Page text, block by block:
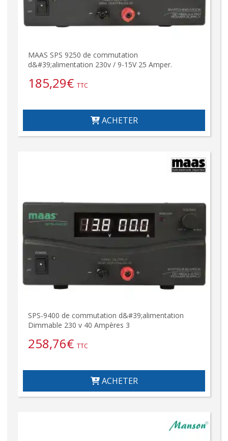
MAAS SPS 9250 de commutation
d&#39;alimentation 230v / 9-15V 25 Amper.
185,29€ TTC
ACHETER
SPS-9400 de commutation d&#39;alimentation
Dimmable 230 v 40 Ampères 3
258,76€ TTC
ACHETER